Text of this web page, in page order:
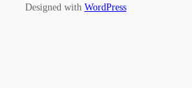
Designed with WordPress